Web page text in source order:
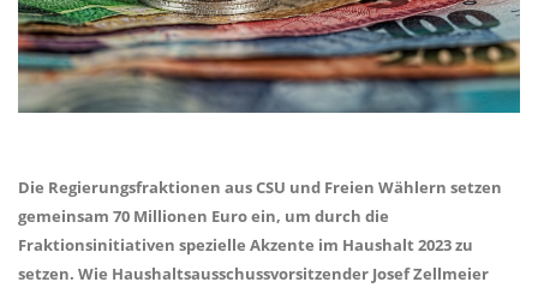
Die Regierungsfraktionen aus CSU und Freien Wählern setzen
gemeinsam 70 Millionen Euro ein, um durch die
Fraktionsinitiativen spezielle Akzente im Haushalt 2023 zu
setzen. Wie Haushaltsausschussvorsitzender Josef Zellmeier